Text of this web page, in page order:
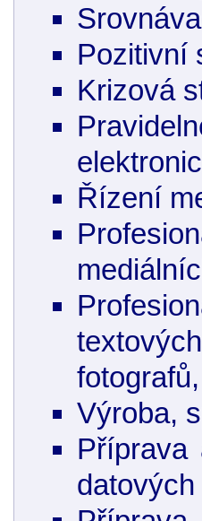
Pozitivní
Krizová
Řízení
Výroba,
Příprava